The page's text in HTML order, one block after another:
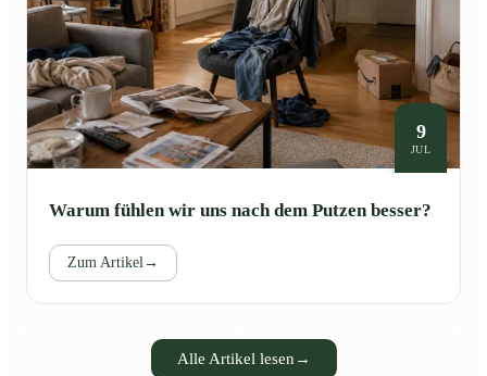
9
JUL
Warum fühlen wir uns nach dem Putzen besser?
Zum Artikel→
Alle Artikel lesen →